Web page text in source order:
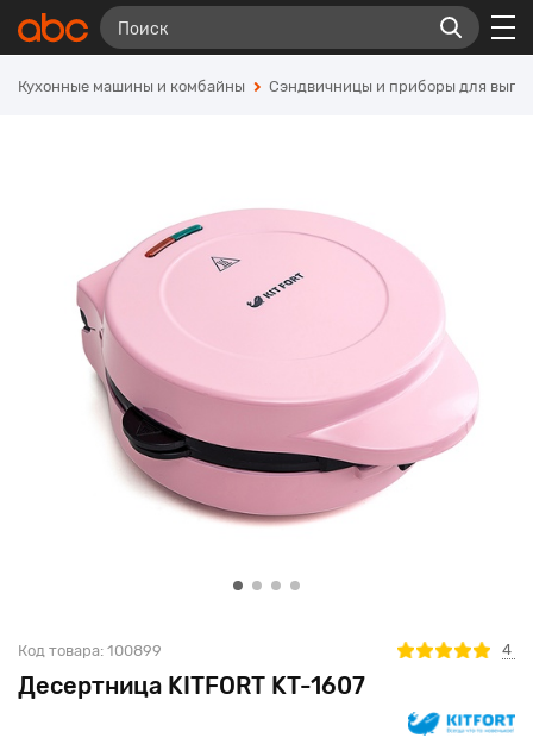
Кухонные машины и комбайны Сэндвичницы и приборы для
Десертница KITFORT KT-1607
Код товара: 100899 4